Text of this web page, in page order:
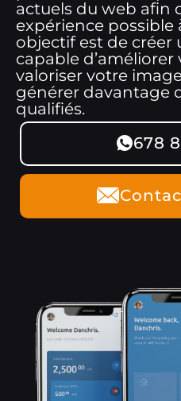
actuels du web afin
expérience possible
objectif est de créer
capable
valoriser votre
générer davantage
qualifiés.
678